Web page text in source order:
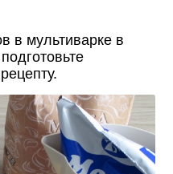
в мультиварке в